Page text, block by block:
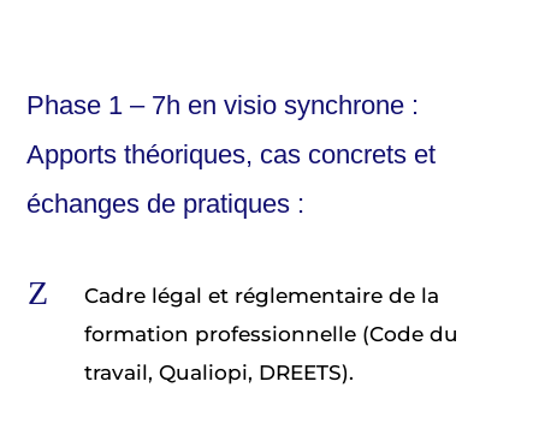
Phase 1 – 7h en visio synchrone :
Apports théoriques, cas concrets et
échanges de pratiques :
Z
Cadre légal et réglementaire de la
formation professionnelle (Code du
travail, Qualiopi, DREETS).